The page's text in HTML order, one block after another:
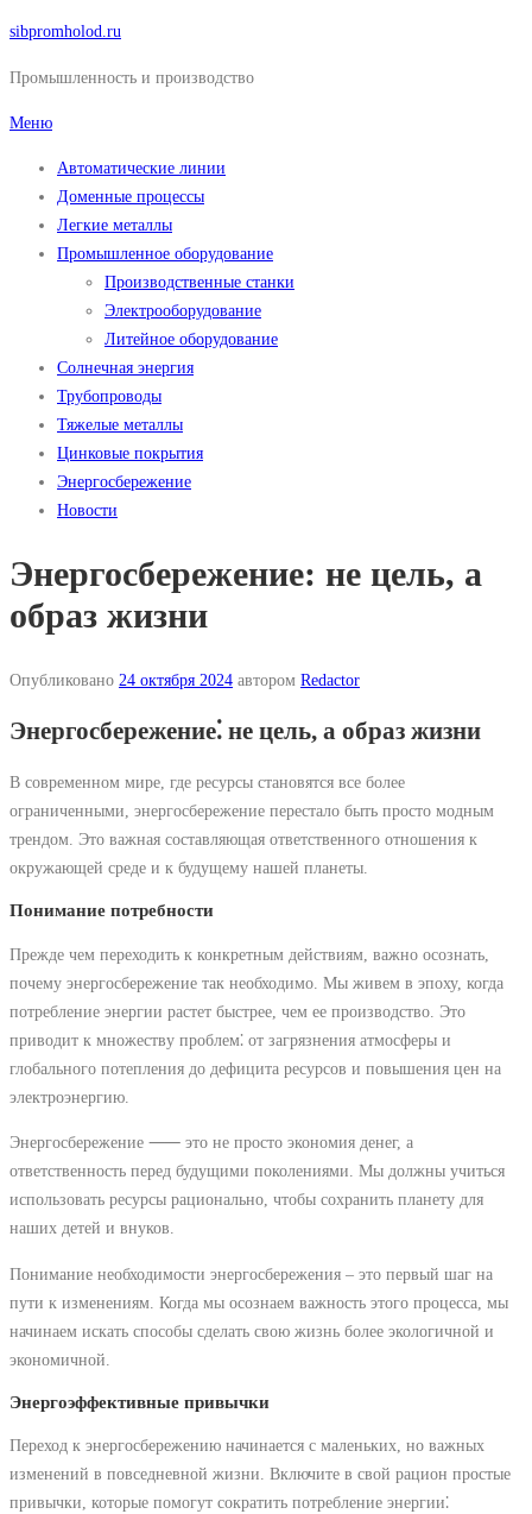
Перейти
содержимому
sibpromholod.ru
Промышленность и производство
Меню
Автоматические линии
Доменные процессы
Легкие металлы
Промышленное оборудование
Производственные станки
Электрооборудование
Литейное оборудование
Солнечная энергия
Трубопроводы
Тяжелые металлы
Цинковые покрытия
Энергосбережение
Новости
Энергосбережение: не цель, а
образ жизни
Опубликовано 24 октября 2024 автором Redactor
Энергосбережение⁚ не цель, а образ жизни
В современном мире, где ресурсы становятся все более
ограниченными, энергосбережение перестало быть просто модным
трендом. Это важная составляющая ответственного отношения к
окружающей среде и к будущему нашей планеты.
Понимание потребности
Прежде чем переходить к конкретным действиям, важно осознать,
почему энергосбережение так необходимо. Мы живем в эпоху, когда
потребление энергии растет быстрее, чем ее производство. Это
приводит к множеству проблем⁚ от загрязнения атмосферы и
глобального потепления до дефицита ресурсов и повышения цен на
электроэнергию.
Энергосбережение ⸺ это не просто экономия денег, а
ответственность перед будущими поколениями. Мы должны учиться
использовать ресурсы рационально, чтобы сохранить планету для
наших детей и внуков.
Понимание необходимости энергосбережения ‒ это первый шаг на
пути к изменениям. Когда мы осознаем важность этого процесса, мы
начинаем искать способы сделать свою жизнь более экологичной и
экономичной.
Энергоэффективные привычки
Переход к энергосбережению начинается с маленьких, но важных
изменений в повседневной жизни. Включите в свой рацион простые
привычки, которые помогут сократить потребление энергии⁚